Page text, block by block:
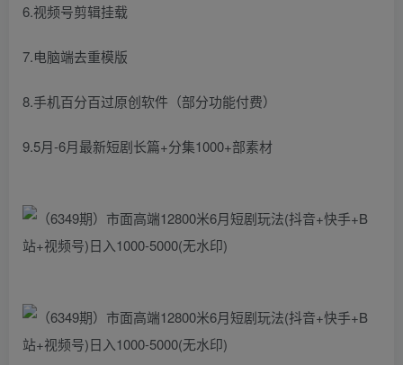
6.视频号剪辑挂载
7.电脑端去重模版
8.手机百分百过原创软件（部分功能付费）
9.5月-6月最新短剧长篇+分集1000+部素材